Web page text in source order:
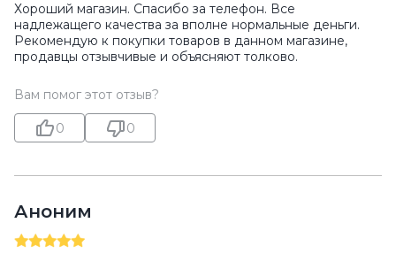
Хороший магазин. Спасибо за телефон. Все
надлежащего качества за вполне нормальные деньги.
Рекомендую к покупки товаров в данном магазине,
продавцы отзывчивые и объясняют толково.
Вам помог этот отзыв?
0 0
Аноним